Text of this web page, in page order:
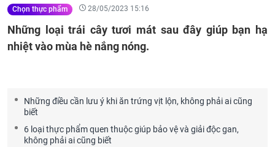
Chọn thực phẩm 28/05/2023 15:16
Những loại trái cây tươi mát sau đây giúp bạn hạ
nhiệt vào mùa hè nắng nóng.
Những điều cần lưu ý khi ăn trứng vịt lộn, không phải ai cũng
biết
6 loại thực phẩm quen thuộc giúp bảo vệ và giải độc gan,
không phải ai cũng biết